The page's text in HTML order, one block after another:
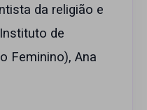
da religião e
de
Feminino), Ana